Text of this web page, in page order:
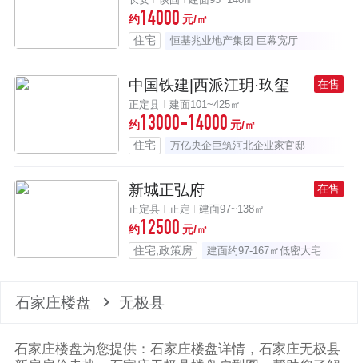
约14000 元/㎡
住宅
恒基兆业地产集团 巨幕宽厅
中国铁建|西派江玥·玖玺 在售
正定县 建面101~425㎡
约13000-14000 元/㎡
住宅
万亿央企巨筑河北企业家官邸
新城正弘府 在售
正定县 正定 建面97~138㎡
约12500 元/㎡
住宅,政策房
建面约97-167㎡低密大宅
石家庄楼盘 无极县
石家庄楼盘为您提供：石家庄楼盘详情，石家庄无极县